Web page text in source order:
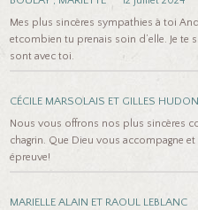
Mes plus sincères sympathies à toi
etcombien tu prenais soin d’elle. Je te
sont avec toi.
CÉCILE MARSOLAIS ET GILLES HUDON
Nous vous offrons nos plus sincères
chagrin. Que Dieu vous accompagne
épreuve!
MARIELLE ALAIN ET RAOUL LEBLANC